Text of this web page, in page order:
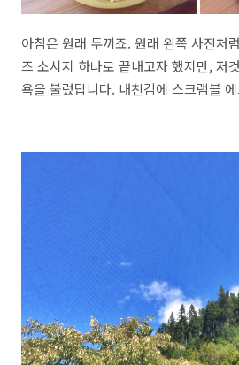
아침은 원래 두끼죠. 원래 왼쪽 사진처
즈 소시지 하나로 끝내고자 했지만, 저
욕을 불렀답니다. 내친김에 스크램블